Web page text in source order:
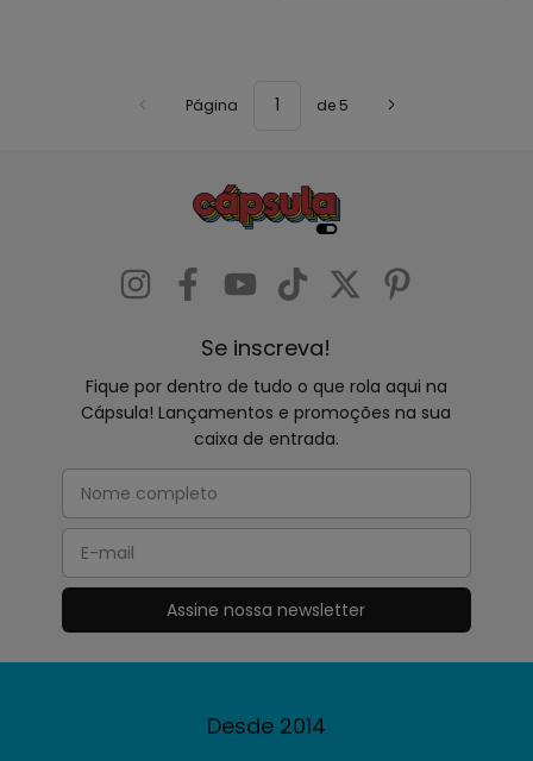
Página de 5
Se inscreva!
Fique por dentro de tudo o que rola aqui na
Cápsula! Lançamentos e promoções na sua
caixa de entrada.
Desde 2014